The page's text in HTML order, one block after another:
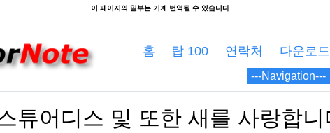
홈 탑 100 연락처 다운로드
튜어디스 및 또한 새를 사랑합니